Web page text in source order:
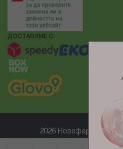
ДОСТАВЯМЕ С:
2026 Новефарм ®
Електронен магазин